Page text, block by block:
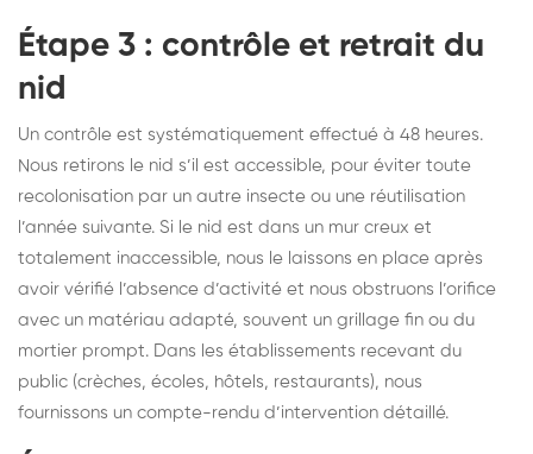
Étape 3 : contrôle et retrait du
nid
Un contrôle est systématiquement effectué à 48 heures.
Nous retirons le nid s’il est accessible, pour éviter toute
recolonisation par un autre insecte ou une réutilisation
l’année suivante. Si le nid est dans un mur creux et
totalement inaccessible, nous le laissons en place après
avoir vérifié l’absence d’activité et nous obstruons l’orifice
avec un matériau adapté, souvent un grillage fin ou du
mortier prompt. Dans les établissements recevant du
public (crèches, écoles, hôtels, restaurants), nous
fournissons un compte-rendu d’intervention détaillé.